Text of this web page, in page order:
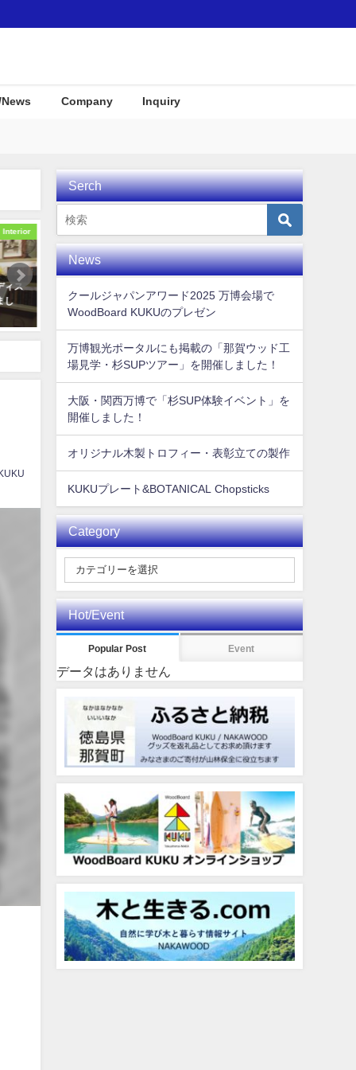
Company Inquiry
Interior
ィス
し
むけインテリアグッズをご紹介！
Ｕがみなとモデル二酸化炭
Serch
News
クールジャパンアワード2025 万博会場で
WoodBoard KUKUのプレゼン
万博観光ポータルにも掲載の「那賀ウッド工
場見学・杉SUPツアー」を開催しました！
大阪・関西万博で「杉SUP体験イベント」を
開催しました！
オリジナル木製トロフィー・表彰立ての製作
KUKUプレート&BOTANICAL Chopsticks
Category
Hot/Event
Popular Post Event
データはありません